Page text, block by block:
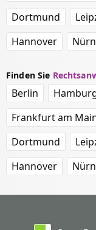
Dortmund
Hannover
Finden Sie
Berlin
Frankfurt am
Dortmund
Hannover